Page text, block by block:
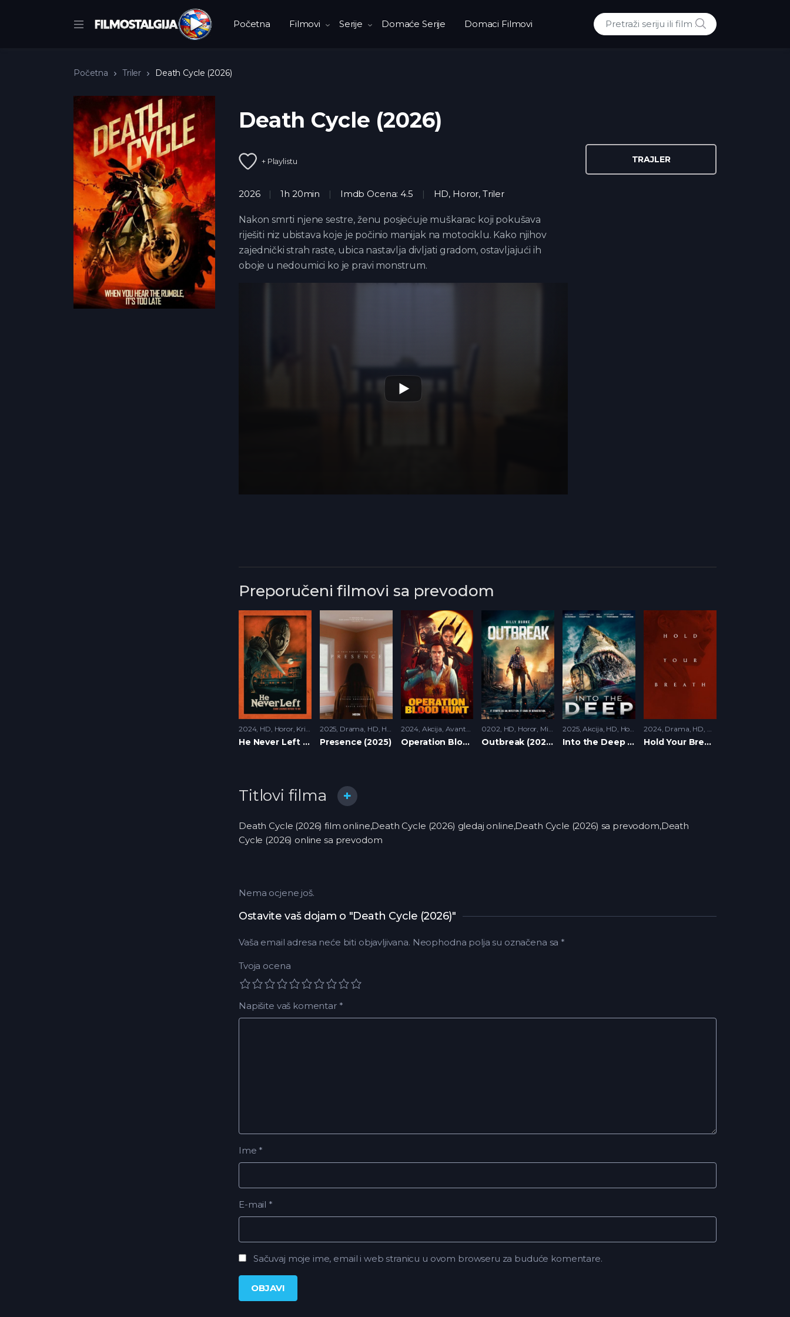
Početna Filmovi Serije Domaće Serije Domaci Filmovi
Traži:
POTRAZI
Početna Triler Death Cycle (2026)
TRAJLER
Death Cycle (2026)
+ Playlistu
2026 1h 20min Imdb Ocena: 4.5 HD, Horor, Triler
Nakon smrti njene sestre, ženu posjećuje muškarac koji pokušava
riješiti niz ubistava koje je počinio manijak na motociklu. Kako njihov
zajednički strah raste, ubica nastavlja divljati gradom, ostavljajući ih
oboje u nedoumici ko je pravi monstrum.
Preporučeni filmovi sa prevodom
2024 HD, Horor, Krimi
He Never Left (2024)
2025 Drama, HD, Horor
Presence (2025)
2024 Akcija, Avantura HD,Horor
Operation Blood Hunt (2024)
0202 HD, Horor, Misterija ,Triler
Outbreak (2024)
2025 Akcija, HD, Horor Triler
Into the Deep (2025)
2024 Drama, HD, Horor
Hold Your Breath (2024)
Titlovi filma
Death Cycle (2026) film online,Death Cycle (2026) gledaj online,Death Cycle (2026) sa prevodom,Death
Cycle (2026) online sa prevodom
Ostavite vaš dojam o "Death Cycle (2026)"
Vaša email adresa neće biti objavljivana. Neophodna polja su označena sa *
Tvoja ocena
Napišite vaš komentar *
Ime *
E-mail *
Sačuvaj moje ime, email i web stranicu u ovom browseru za buduće komentare.
Nema ocjene još.